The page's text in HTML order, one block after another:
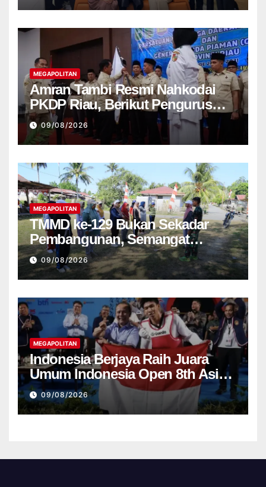
MEGAPOLITAN
Amran Tambi Resmi Nahkodai
PKDP Riau, Berikut Pengurus
Lengkap 2026-2031
09/08/2026
MEGAPOLITAN
TMMD ke-129 Bukan Sekadar
Pembangunan, Semangat
Nasionalisme Warga Ikut
Dibangun
09/08/2026
MEGAPOLITAN
Indonesia Berjaya Raih Juara
Umum Indonesia Open 8th Asian
Taekwondo Indonesia Open
Championships 2026
09/08/2026